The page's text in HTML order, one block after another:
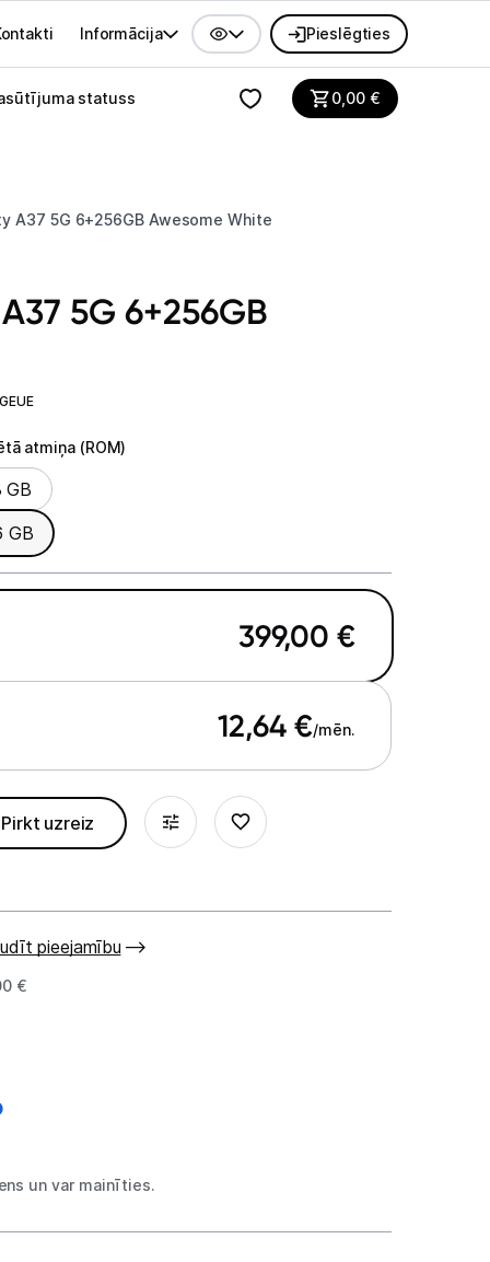
izvēlne
Informācija Pieslēgties
statuss 0,00€
A37 5G 6+256GB Awesome White
5G 6+256GB
atmiņa (ROM)
atmiņa (ROM)
GB
GB
399,00 €
12,64 €/mēn.
Pirkt uzreiz
pieejamību
€
un var mainīties.